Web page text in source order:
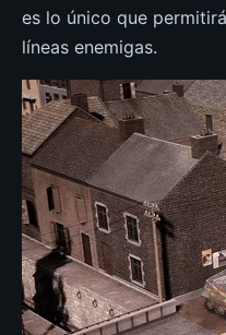
es lo único que
líneas enemigas.